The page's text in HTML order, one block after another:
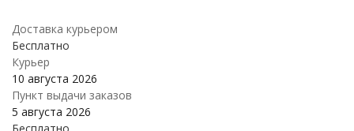
Доставка курьером
Бесплатно
Курьер
10 августа 2026
Пункт выдачи заказов
5 августа 2026